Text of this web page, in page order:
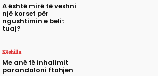
A është mirë të veshni
një korset për
ngushtimin e belit
tuaj?
Këshilla
Me anë të inhalimit
parandaloni ftohjen